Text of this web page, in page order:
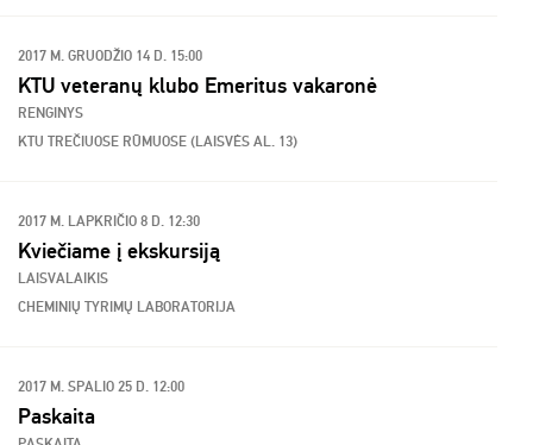
2017 M. GRUODŽIO 14 D. 15:00
KTU veteranų klubo Emeritus vakaronė
RENGINYS
KTU TREČIUOSE RŪMUOSE (LAISVĖS AL. 13)
2017 M. LAPKRIČIO 8 D. 12:30
Kviečiame į ekskursiją
LAISVALAIKIS
CHEMINIŲ TYRIMŲ LABORATORIJA
2017 M. SPALIO 25 D. 12:00
Paskaita